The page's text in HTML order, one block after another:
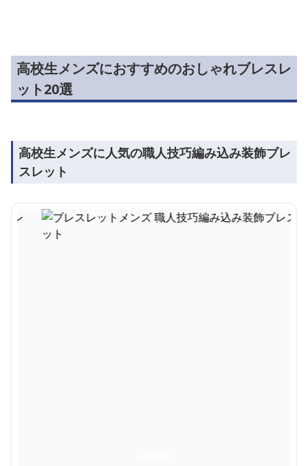
高校生メンズにおすすめのおしゃれブレスレ
ット20選
高校生メンズに人気の職人技巧編み込み装飾ブレ
スレット